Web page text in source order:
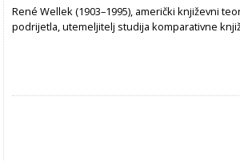
René Wellek (1903–1995), američki književni
podrijetla, utemeljitelj studija komparativne